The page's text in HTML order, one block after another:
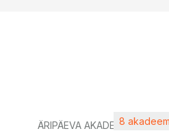
ÄRIPÄEVA AKADEEMIA
8